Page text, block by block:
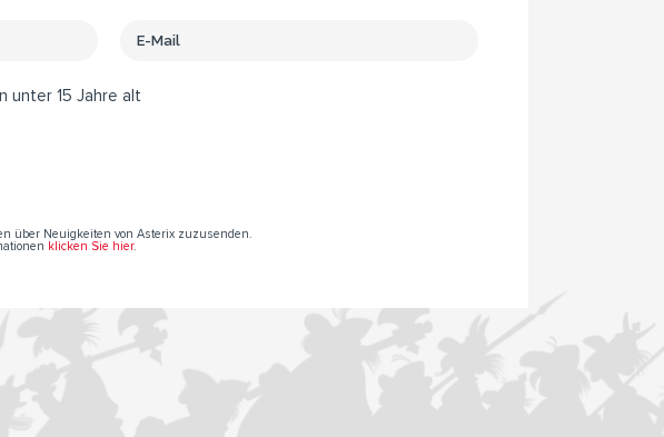
unter 15 Jahre alt
über Neuigkeiten von Asterix zuzusenden.
klicken Sie hier.